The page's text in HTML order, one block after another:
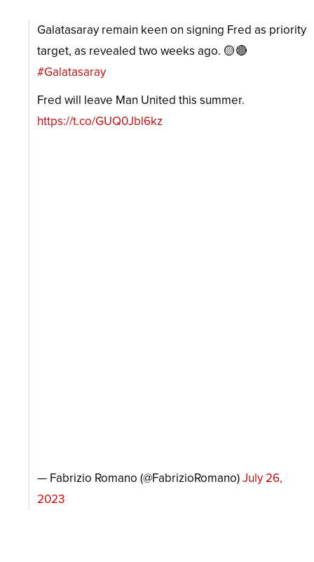
Galatasaray remain keen on signing Fred as priority
target, as revealed two weeks ago. 🟡🔴
#Galatasaray
Fred will leave Man United this summer.
https://t.co/GUQ0Jbl6kz
— Fabrizio Romano (@FabrizioRomano)July 26,
2023